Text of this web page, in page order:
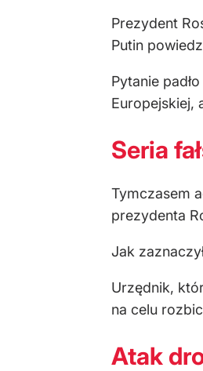
Prezydent
Putin
Pytanie
Europejskiej,
Seria
Tymczasem
prezydenta
Jak
Urzędnik,
na celu
Atak